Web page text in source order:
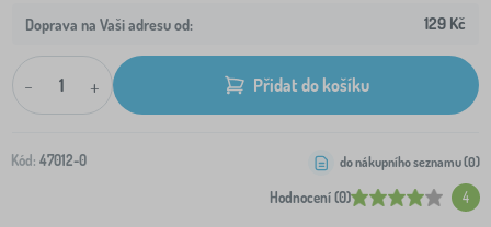
Doprava na Vaši adresu od: 129 Kč
- + Přidat do košíku
Kód: 47012-0
Hodnocení (0) 4
do nákupního seznamu (0)